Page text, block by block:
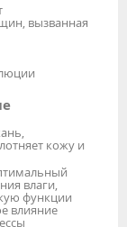
вызванная
кожу и
влаги,
функции
влияние